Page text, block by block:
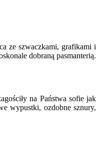
ze szwaczkami, grafikami i
dobraną pasmanterią.
na Państwa sofie jak
wypustki, ozdobne sznury,